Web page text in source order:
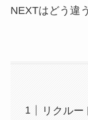
NEXTはどう違
リクル